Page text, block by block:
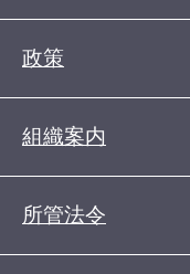
政策
組織案内
所管法令